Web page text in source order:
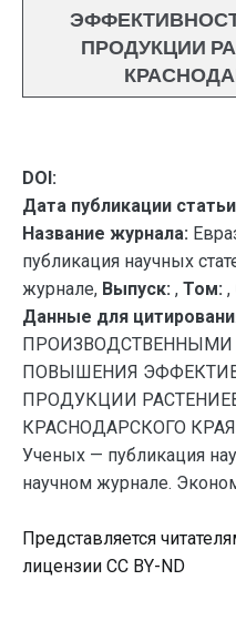
ПРОДУКЦИИ
DOI:
Дата публикации
Название журнала:
публикация научных
журнале, Выпуск: , Том: ,
Данные для
ПОВЫШЕНИЯ
ПРОДУКЦИИ
КРАСНОДАРСКОГО КРАЯ
Ученых — публикация
научном журнале.
Представляется
лицензии CC BY-ND